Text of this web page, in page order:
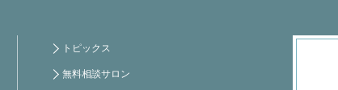
トピックス
無料相談サロン